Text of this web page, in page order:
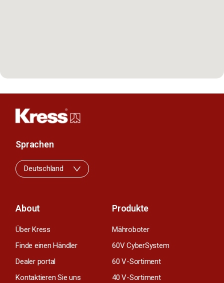
About
Über Kress
Finde einen Händler
Dealer portal
Kontaktieren Sie uns
Produkte
Mähroboter
60V CyberSystem
60 V-Sortiment
40 V-Sortiment
Sprachen
Deutschland